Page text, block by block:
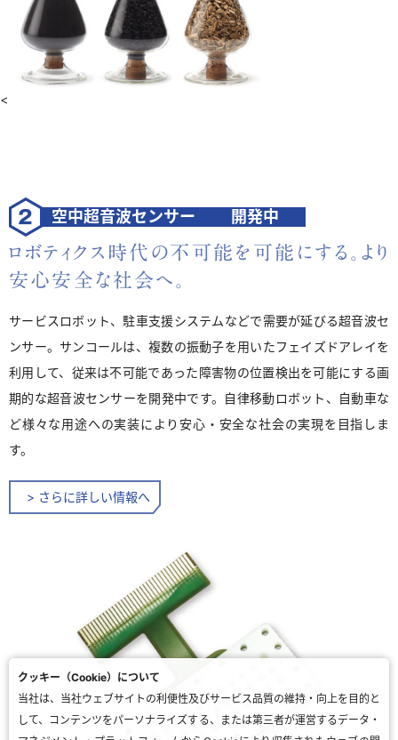
クッキー（Cookie）について
当社は、当社ウェブサイトの利便性及びサービス品質の維持・向上を目的と
して、コンテンツをパーソナライズする、または第三者が運営するデータ・
<
空中超音波センサー 開発中
ロボティクス時代の不可能を可能にする。 より
安心安全な社会へ。
サービスロボット、駐車支援システムなどで需要が延びる超音波セ
ンサー。サンコールは、複数の振動子を用いたフェイズドアレイを
利用して、従来は不可能であった障害物の位置検出を可能にする画
期的な超音波センサーを開発中です。自律移動ロボット、自動車な
ど様々な用途への実装により安心・安全な社会の実現を目指しま
す。
> さらに詳しい情報へ